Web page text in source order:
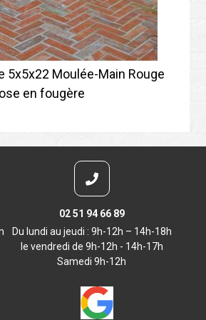
5x5x22 Moulée-Main Rouge
en fougère
02 51 94 66 89
Du lundi au jeudi : 9h-12h – 14h-18h
le vendredi de 9h-12h - 14h-17h
Samedi 9h-12h